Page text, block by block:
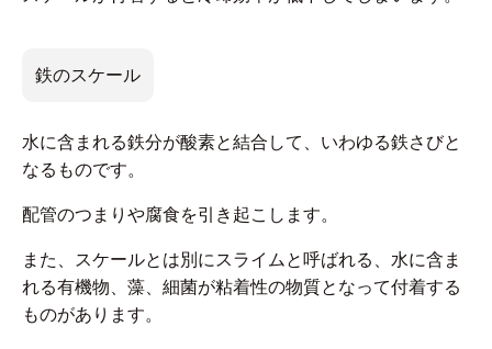
鉄のスケール
水に含まれる鉄分が酸素と結合して、いわゆる鉄さびと
なるものです。
配管のつまりや腐食を引き起こします。
また、スケールとは別にスライムと呼ばれる、水に含ま
れる有機物、藻、細菌が粘着性の物質となって付着する
ものがあります。